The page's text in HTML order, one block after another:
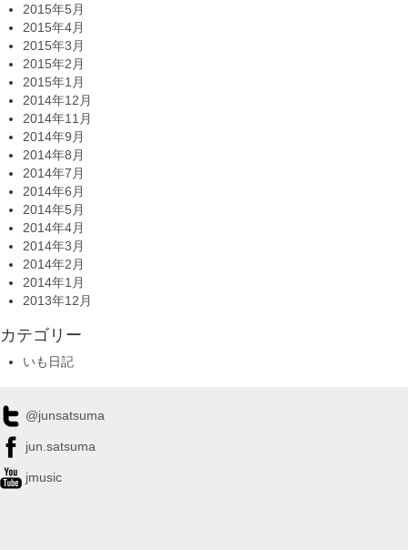
2015年5月
2015年4月
2015年3月
2015年2月
2015年1月
2014年12月
2014年11月
2014年9月
2014年8月
2014年7月
2014年6月
2014年5月
2014年4月
2014年3月
2014年2月
2014年1月
2013年12月
カテゴリー
いも日記
@junsatsuma
jun.satsuma
jmusic